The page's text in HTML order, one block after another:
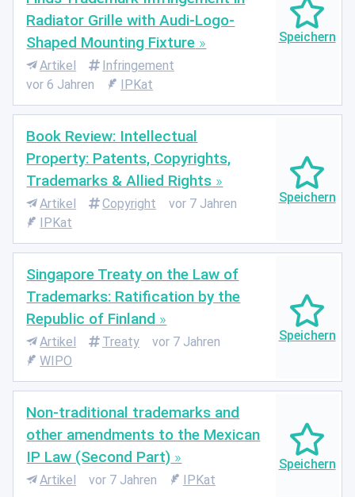
Radiator Grille with Audi-Logo-
Shaped Mounting Fixture
Artikel
Infringement
vor 6 Jahren
IPKat
Book Review: Intellectual
Property: Patents, Copyrights,
Trademarks & Allied Rights
Artikel Copyright
vor 7 Jahren
IPKat
Singapore Treaty on the Law of
Trademarks: Ratification by the
Republic of Finland
Artikel Treaty
vor 7 Jahren
WIPO
Non-traditional trademarks and
other amendments to the Mexican
IP Law (Second Part)
Artikel vor 7 Jahren IPKat